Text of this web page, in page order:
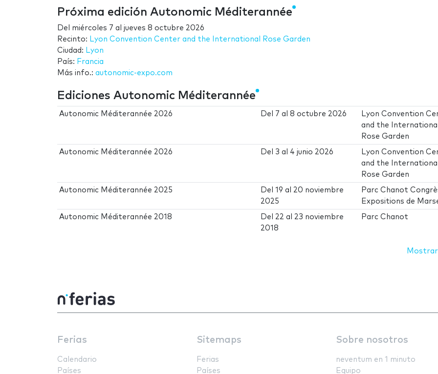
Próxima edición Autonomic Méditerannée
Del miércoles 7 al jueves 8 octubre 2026
Recinto: Lyon Convention Center and the International Rose Garden
Ciudad: Lyon
País: Francia
Más info.: autonomic-expo.com
Ediciones Autonomic Méditerannée
Autonomic Méditerannée 2026 Del 7 al8 octubre 2026
Lyon Convention
and the International
Rose Garden
Autonomic Méditerannée 2026 Del 3 al 4 junio 2026
Lyon Convention
and the International
Rose Garden
Autonomic Méditerannée 2025 Del19 al 20 noviembre
2025
Parc Chanot
Expositions de
Autonomic Méditerannée 2018 Del 22 al 23 noviembre
2018
Parc Chanot
Mostrar
Ferias
Calendario
Países
Sitemaps
Ferias
Países
Sobre nosotros
neventum en 1 minuto
Equipo